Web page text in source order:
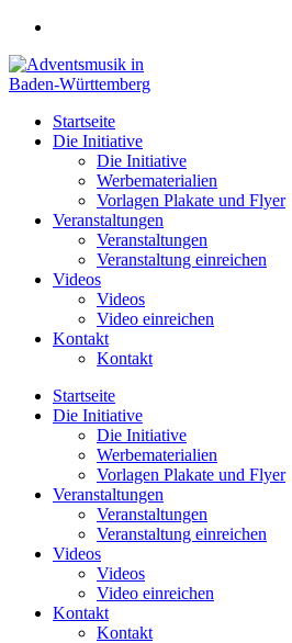
Zum
springen
Startseite
Die Initiative
Die Initiative
Werbematerialien
Vorlagen Plakate und Flyer
Veranstaltungen
Veranstaltungen
Veranstaltung einreichen
Videos
Videos
Video einreichen
Kontakt
Kontakt
Startseite
Die Initiative
Die Initiative
Werbematerialien
Vorlagen Plakate und Flyer
Veranstaltungen
Veranstaltungen
Veranstaltung einreichen
Videos
Videos
Video einreichen
Kontakt
Kontakt